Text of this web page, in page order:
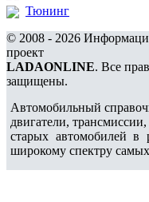
Тюнинг
© 2008 - 2026
проект
LADAONLINE. Все
защищены.
Автомобильный
двигатели,
старых автомобилей в
широкому спектру